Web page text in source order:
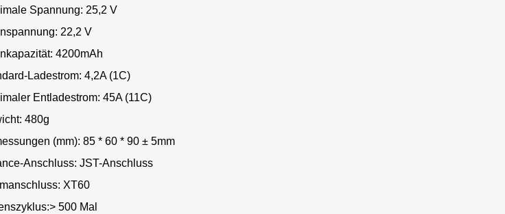
Spannung: 25,2 V
22,2 V
4200mAh
Ladestrom: 4,2A (1C)
Entladestrom: 45A (11C)
480g
(mm): 85 * 60 * 90 ± 5mm
Anschluss: JST-Anschluss
XT60
500 Mal